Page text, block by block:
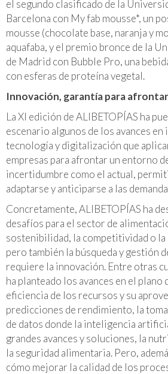
el segundo clasificado de la
Barcelona con My fab mousse*, un
mousse (chocolate base, naranja y
aquafaba, y el premio bronce de la
de Madrid con Bubble Pro, una
con esferas de proteína vegetal.
Innovación, garantía para
La XI edición de ALIBETOPÍAS ha
escenario algunos de los avances
tecnología y digitalización que
empresas para afrontar un entorno
incertidumbre como el actual,
adaptarse y anticiparse a las
Concretamente, ALIBETOPÍAS ha
desafíos para el sector de
sostenibilidad, la competitividad o
pero también la búsqueda y gestión
requiere la innovación. Entre otras
ha planteado los avances en el plano
eficiencia de los recursos y su
predicciones de rendimiento, la
de datos donde la inteligencia
grandes avances y soluciones, la
la seguridad alimentaria. Pero,
cómo mejorar la calidad de los